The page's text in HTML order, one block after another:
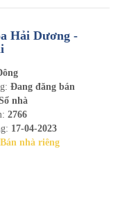
Hải Dương -
Đang đăng bán
nhà
2766
17-04-2023
Bán nhà riêng